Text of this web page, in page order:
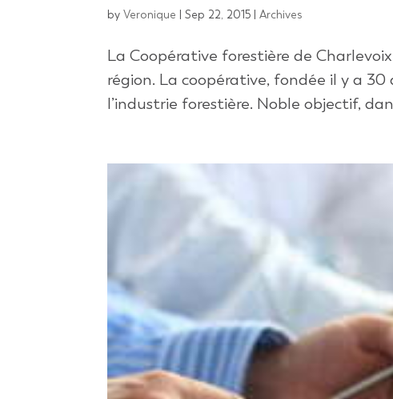
byVeronique |Sep 22, 2015 |Archives
La Coopérative forestière de
région. La coopérative, fondée il y a 30
l’industrie forestière. Noble objectif,